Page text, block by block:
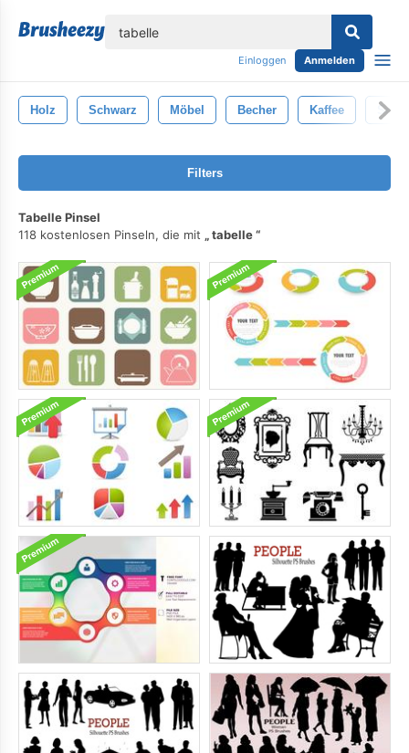
Einloggen Anmelden
Holz Schwarz Möbel Becher Kaffee
Filters
Tabelle Pinsel
118 kostenlosen Pinseln, die mit
tabelle